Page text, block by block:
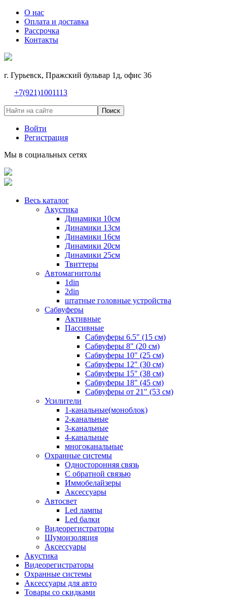
О нас
Оплата и доставка
Рассрочка
Контакты
г. Гурьевск, Пражский бульвар 1д, офис 36
+7(921)1001113
Поиск
Войти
Регистрация
Мы в социальных сетях
Весь каталог
Акустика
Динамики 10см
Динамики 13см
Динамики 16см
Динамики 20см
Динамики 25см
Твиттеры
Автомагнитолы
1din
2din
штатные головные устройства
Сабвуферы
Активные
Пассивные
Сабвуферы 6.5" (15 см)
Сабвуферы 8" (20 см)
Сабвуферы 10" (25 см)
Сабвуферы 12" (30 см)
Сабвуферы 15" (38 см)
Сабвуферы 18" (45 см)
Сабвуферы от 21" (53 см)
Усилители
1-канальные(моноблок)
2-канальные
3-канальные
4-канальные
многоканальные
Охранные системы
Односторонняя связь
С обратной связью
Иммобелайзеры
Аксессуары
Автосвет
Led лампы
Led балки
Видеорегистраторы
Шумоизоляция
Аксессуары
Акустика
Видеорегистраторы
Охранные системы
Аксессуары для авто
Товары со скидками